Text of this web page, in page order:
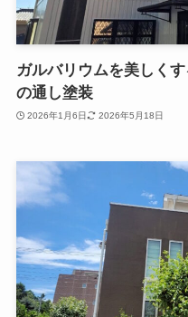
ガルバリウムを美しく
の通し塗装
2026年1月6日 2026年5月18日